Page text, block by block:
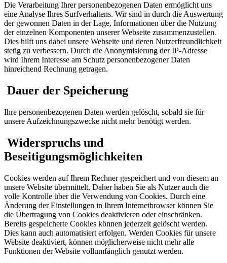
Die Verarbeitung Ihrer personenbezogenen Daten ermöglicht uns
eine Analyse Ihres Surfverhaltens. Wir sind in durch die Auswertung
der gewonnen Daten in der Lage, Informationen über die Nutzung
der einzelnen Komponenten unserer Webseite zusammenzustellen.
Dies hilft uns dabei unsere Webseite und deren Nutzerfreundlichkeit
stetig zu verbessern. Durch die Anonymisierung der IP-Adresse
wird Ihrem Interesse am Schutz personenbezogener Daten
hinreichend Rechnung getragen.
Dauer der Speicherung
Ihre personenbezogenen Daten werden gelöscht, sobald sie für
unsere Aufzeichnungszwecke nicht mehr benötigt werden.
Widerspruchs und
Beseitigungsmöglichkeiten
Cookies werden auf Ihrem Rechner gespeichert und von diesem an
unsere Website übermittelt. Daher haben Sie als Nutzer auch die
volle Kontrolle über die Verwendung von Cookies. Durch eine
Änderung der Einstellungen in Ihrem Internetbrowser können Sie
die Übertragung von Cookies deaktivieren oder einschränken.
Bereits gespeicherte Cookies können jederzeit gelöscht werden.
Dies kann auch automatisiert erfolgen. Werden Cookies für unsere
Website deaktiviert, können möglicherweise nicht mehr alle
Funktionen der Website vollumfänglich genutzt werden.